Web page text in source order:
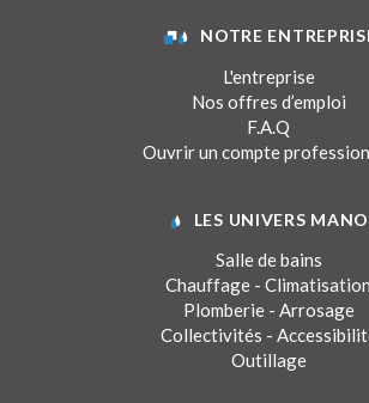
NOTRE
L'entreprise
Nos offres d’emploi
F.A.Q
Ouvrir un compte
LES UNIVERS MANO
Salle de bains
Chauffage - Climatisation
Plomberie - Arrosage
Collectivités -
Outillage